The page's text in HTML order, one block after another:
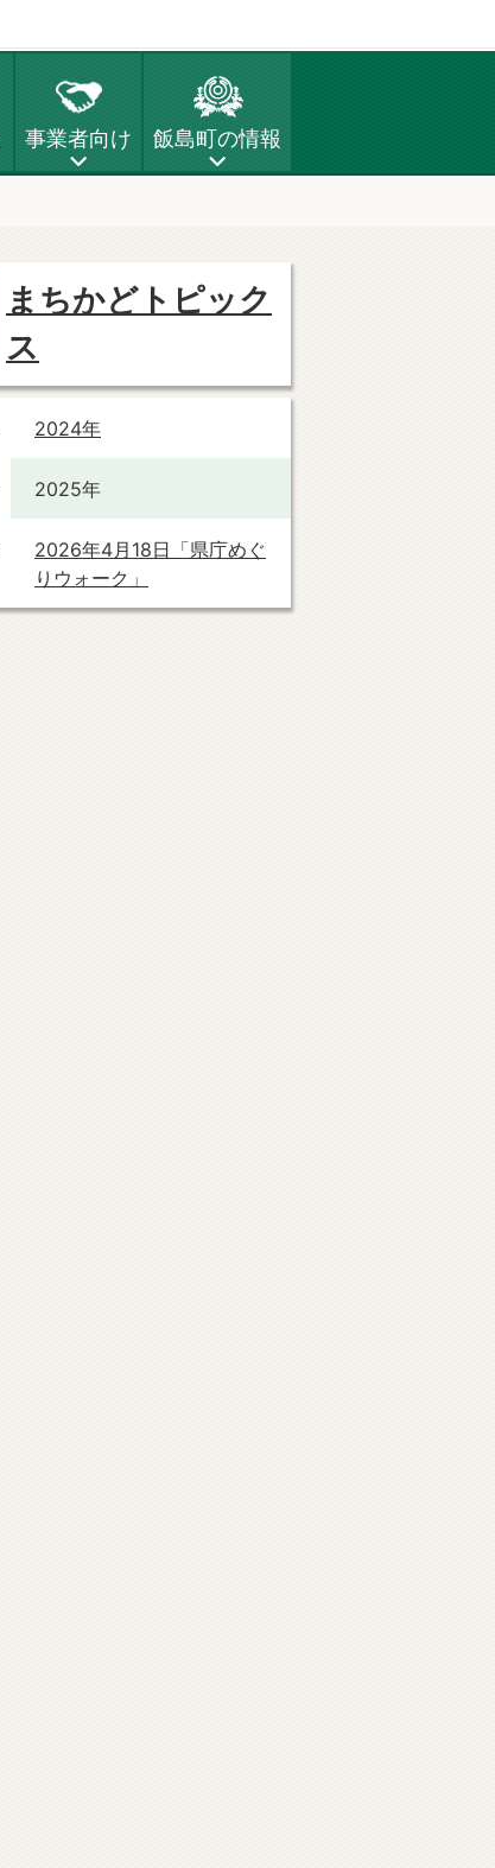
事業者向け 飯島町の情報
まちかどトピック
ス
2024年
2025年
2026年4月18日「県庁めぐ
りウォーク」